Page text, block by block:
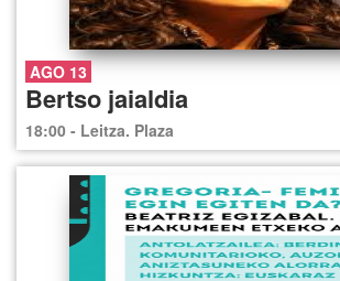
AGO 13
Bertso jaialdia
18:00 - Leitza. Plaza